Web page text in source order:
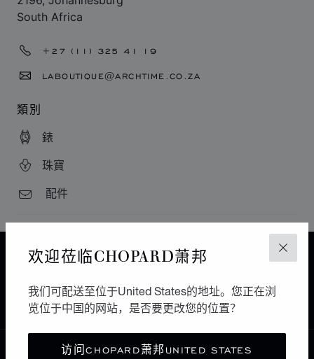
关闭
欢迎莅临CHOPARD萧邦
我们可配送至位于United States的地址。您正在浏
览位于中国的网站，是否要更改您的位置？
访问CHOPARD萧邦UNITED STATES
South Africa
+27 (11) 325 41 19
LABOUTIQUE@ARCHTIME.CO.ZA
類別
錶
珠寶
配件
主页 查找精品店 所有店铺 中东和非洲
BOUTIQUE HAUTE HORLOGERIE
中国
本地化（更改国家/地区）
更改国家/地区